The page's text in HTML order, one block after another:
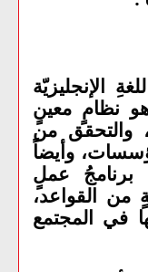
الإنجليزيّة
نظامٍ معينٍ
والتحقق من
وأيضاً
برنامجُ عملٍ
القواعد،
في المجتمع